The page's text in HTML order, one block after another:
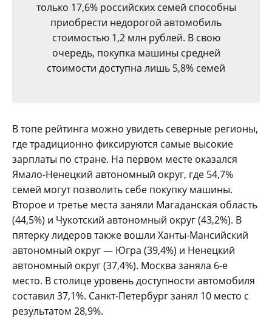
только 17,6% российских семей способны
приобрести недорогой автомобиль
стоимостью 1,2 млн рублей. В свою
очередь, покупка машины средней
стоимости доступна лишь 5,8% семей
В топе рейтинга можно увидеть северные регионы,
где традиционно фиксируются самые высокие
зарплаты по стране. На первом месте оказался
Ямало-Ненецкий автономный округ, где 54,7%
семей могут позволить себе покупку машины.
Второе и третье места заняли Магаданская область
(44,5%) и Чукотский автономный округ (43,2%). В
пятерку лидеров также вошли Ханты-Мансийский
автономный округ — Югра (39,4%) и Ненецкий
автономный округ (37,4%). Москва заняла 6-е
место. В столице уровень доступности автомобиля
составил 37,1%. Санкт-Петербург занял 10 место с
результатом 28,9%.